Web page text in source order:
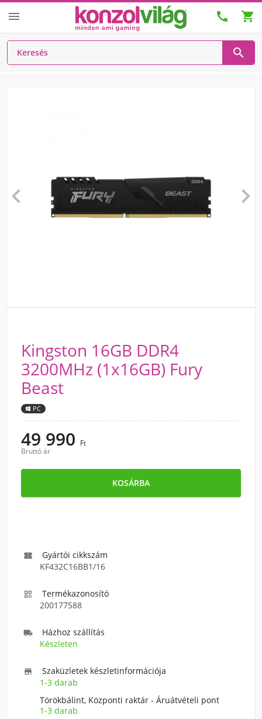
  

 
Kingston 16GB DDR4
3200MHz (1x16GB) Fury
Beast
PC
49 990 Ft
Bruttó ár
KOSÁRBA

Gyártói cikkszám
KF432C16BB1/16

Termékazonosító
200177588

Házhoz szállítás
Készleten

Szaküzletek készletinformációja
1-3 darab
Törökbálint, Központi raktár - Áruátvételi pont
1-3 darab